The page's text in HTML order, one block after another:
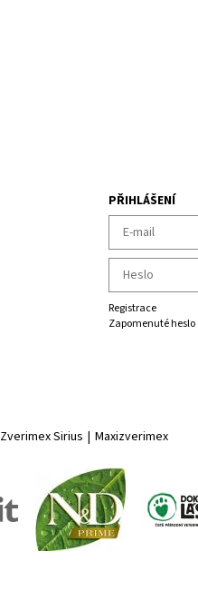
PŘIHLÁŠENÍ
Registrace
Zapomenuté heslo
Zverimex Sirius | Maxizverimex